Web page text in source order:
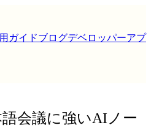
ガイドブログデベロッパーアプ
語会議に強いAIノー